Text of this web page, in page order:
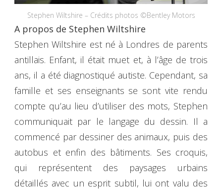
Stephen Wiltshire – Crédits photos ©Bentley Motors
A propos de Stephen Wiltshire
Stephen Wiltshire est né à Londres de parents
antillais. Enfant, il était muet et, à l’âge de trois
ans, il a été diagnostiqué autiste. Cependant, sa
famille et ses enseignants se sont vite rendu
compte qu’au lieu d’utiliser des mots, Stephen
communiquait par le langage du dessin. Il a
commencé par dessiner des animaux, puis des
autobus et enfin des bâtiments. Ses croquis,
qui représentent des paysages urbains
détaillés avec un esprit subtil, lui ont valu des